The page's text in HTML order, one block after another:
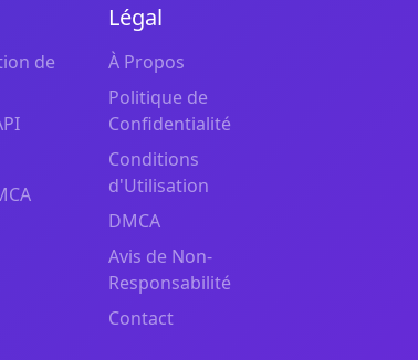
de
Légal
À Propos
Politique de
Confidentialité
Conditions
d'Utilisation
DMCA
Avis de Non-
Responsabilité
Contact